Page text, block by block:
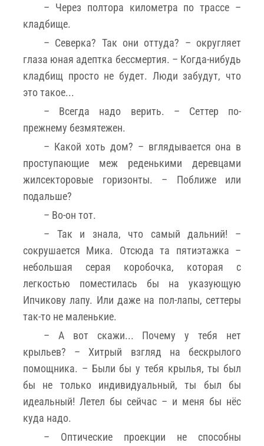
– Через полтора километра по трассе –
кладбище.
– Северка? Так они оттуда? – округляет
глаза юная адептка бессмертия. – Когда-нибудь
кладбищ просто не будет. Люди забудут, что
это такое...
– Всегда надо верить. – Сеттер по-
прежнему безмятежен.
– Какой хоть дом? – вглядывается она в
проступающие меж реденькими деревцами
жилсекторовые горизонты. – Поближе или
подальше?
– Во-он тот.
– Так и знала, что самый дальний! –
сокрушается Мика. Отсюда та пятиэтажка –
небольшая серая коробочка, которая с
легкостью поместилась бы на указующую
Ипчикову лапу. Или даже на пол-лапы, сеттеры
так-то не маленькие.
– А вот скажи... Почему у тебя нет
крыльев? – Хитрый взгляд на бескрылого
помощника. – Были бы у тебя крылья, ты был
бы не только индивидуальный, ты был бы
идеальный! Летел бы сейчас – и меня бы нёс
куда надо.
– Оптические проекции не способны